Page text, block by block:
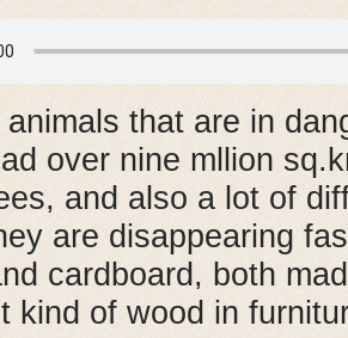
that are in
over nine mllion
and also a lot of
are disappearing
cardboard, both
kind of wood in